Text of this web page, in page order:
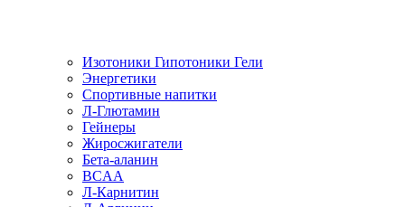
Изотоники Гипотоники Гели
Энергетики
Спортивные напитки
Л-Глютамин
Гейнеры
Жиросжигатели
Бета-аланин
BCAA
Л-Карнитин